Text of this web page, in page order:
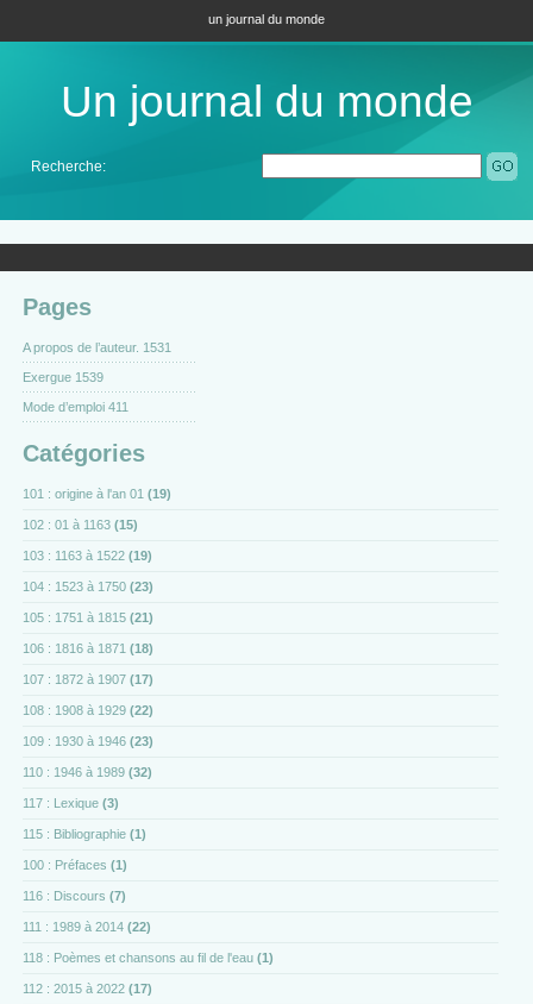
un journal du monde
Un journal du monde
Recherche:
Pages
A propos de l’auteur. 1531
Exergue 1539
Mode d’emploi 411
Catégories
101 : origine à l'an 01 (19)
102 : 01 à 1163 (15)
103 : 1163 à 1522 (19)
104 : 1523 à 1750 (23)
105 : 1751 à 1815 (21)
106 : 1816 à 1871 (18)
107 : 1872 à 1907 (17)
108 : 1908 à 1929 (22)
109 : 1930 à 1946 (23)
110 : 1946 à 1989 (32)
117 : Lexique (3)
115 : Bibliographie (1)
100 : Préfaces (1)
116 : Discours (7)
111 : 1989 à 2014 (22)
118 : Poèmes et chansons au fil de l'eau (1)
112 : 2015 à 2022 (17)